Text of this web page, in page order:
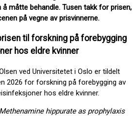
måtte behandle. Tusen takk for prisen,
på vegne av prisvinnerne.
til forskning på forebygging
hos eldre kvinner
ved Universitetet i Oslo er tildelt
2026 for forskning på forebygging av
hos eldre kvinner.
Methenamine hippurate as prophylaxis